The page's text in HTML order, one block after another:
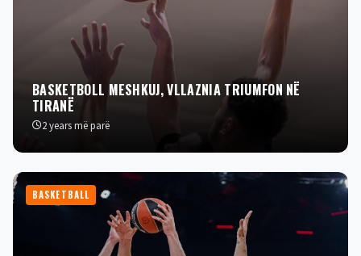
BASKETBOLL MESHKUJ, VLLAZNIA TRIUMFON NË
TIRANË
2 years më parë
BASKETBALL